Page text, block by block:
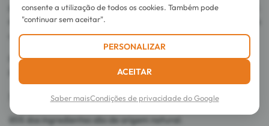
pelas suas virtudes calmantes. A espécie Paeonia lactiflora Pall.
é selecionada pelo seu teor em Peoniflorina com propriedades
calmantes e anti-irritantes.
Fórmula biodegradável.
Frasco reciclado e reciclável a 100%.
Sem silicone, sem óleo mineral nem tensoativos sulfatados.
85% dos ingredientes são de origem natural.
consente a utilização de todos os cookies. Também pode
"continuar sem aceitar".
PERSONALIZAR
ACEITAR
Saber maisCondições de privacidade do Google